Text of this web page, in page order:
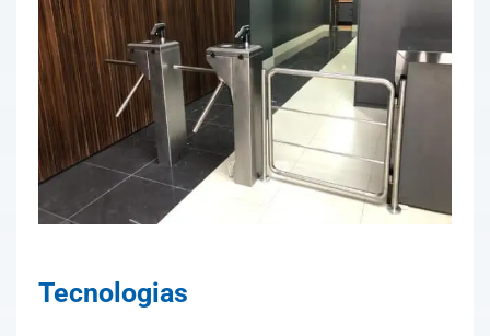
Tecnologias